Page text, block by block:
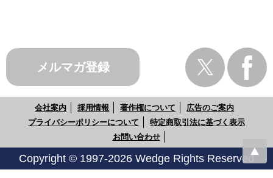
メルマガ登録
会社案内 採用情報 著作権について
広告のご案内
プライバシーポリシーについて
特定商取引法に基づく表示
お問い合わせ
Copyright © 1997-2026 Wedge Rights Reserved